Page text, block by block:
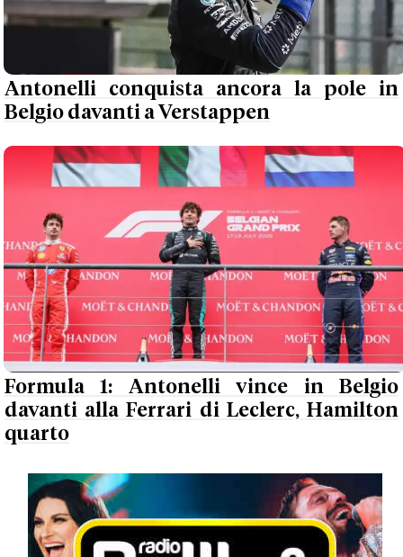
Antonelli conquista ancora la pole in
Belgio davanti a Verstappen
Formula 1: Antonelli vince in Belgio
davanti alla Ferrari di Leclerc, Hamilton
quarto